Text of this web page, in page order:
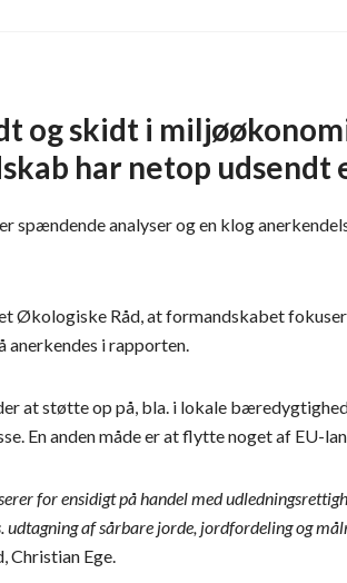
og skidt i
har netop udsendt
spændende analyser og en klog
Økologiske Råd, at formandskabet
anerkendes i rapporten.
at støtte op på, bla. i lokale
En anden måde er at flytte noget af
for ensidigt på handel med
udtagning af sårbare jorde, jordfordeling og
Christian Ege.